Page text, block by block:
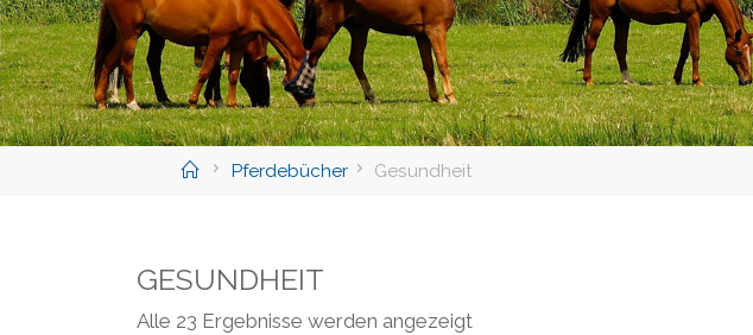
Home
Pferdebücher Gesundheit
GESUNDHEIT
Alle 23 Ergebnisse werden angezeigtNach